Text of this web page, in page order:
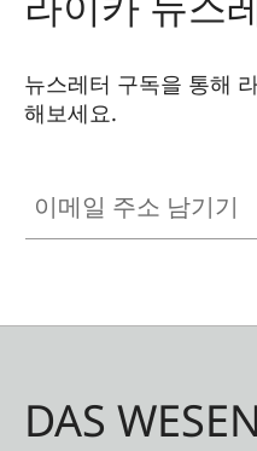
뉴스레터 구독을 통해
해보세요.
DAS